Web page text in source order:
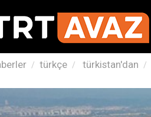
türkçe türkistan'dan